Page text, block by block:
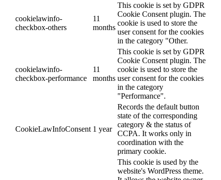
cookielawinfo-
checkbox-others
11
months
This cookie is set by GDPR
Cookie Consent plugin. The
cookie is used to store the
user consent for the cookies
in the category "Other.
cookielawinfo-
checkbox-performance
11
months
This cookie is set by GDPR
Cookie Consent plugin. The
cookie is used to store the
user consent for the cookies
in the category
"Performance".
CookieLawInfoConsent 1 year
Records the default button
state of the corresponding
category & the status of
CCPA. It works only in
coordination with the
primary cookie.
This cookie is used by the
website's WordPress theme.